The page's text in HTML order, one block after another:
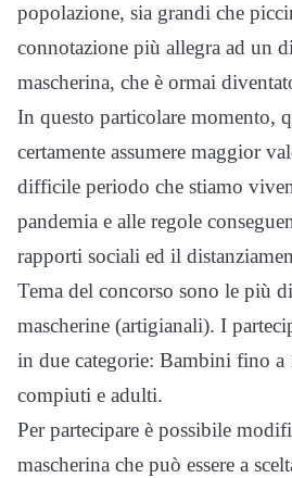
popolazione, sia grandi che
connotazione più allegra ad un
mascherina, che è ormai
In questo particolare momento,
certamente assumere maggior
difficile periodo che stiamo
pandemia e alle regole
rapporti sociali ed il
Tema del concorso sono le più
mascherine (artigianali). I
in due categorie: Bambini fino a
compiuti e adulti.
Per partecipare è possibile
mascherina che può essere a